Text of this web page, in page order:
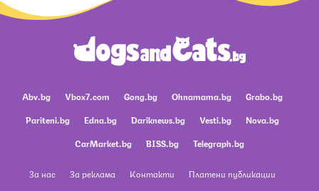
Abv.bg Vbox7.com Gong.bg Ohnamama.bg
Grabo.bg
Pariteni.bg
Edna.bg Dariknews.bg Vesti.bg
Nova.bg
CarMarket.bg
BISS.bg Telegraph.bg
За нас За реклама Контакти
Платени публикации